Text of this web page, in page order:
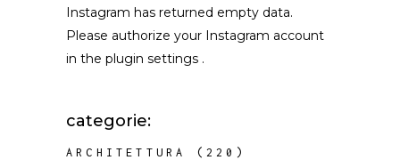
Instagram has returned empty data.
Please authorize your Instagram account
in the plugin settings .
categorie:
ARCHITETTURA
(220)